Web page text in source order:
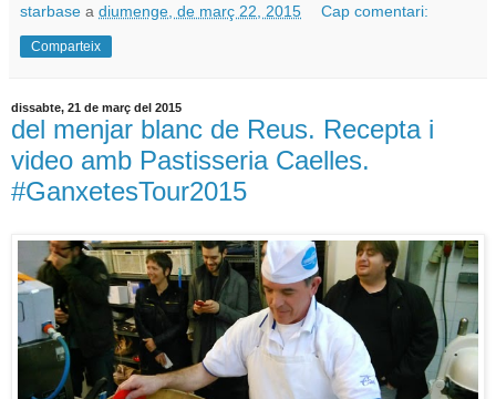
starbase a diumenge, de març 22, 2015 Cap comentari:
Comparteix
dissabte, 21 de març del 2015
del menjar blanc de Reus. Recepta i
video amb Pastisseria Caelles.
#GanxetesTour2015